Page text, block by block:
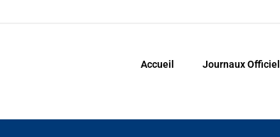
Accueil Journaux